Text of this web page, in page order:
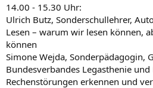
14.00 - 15.30 Uhr:
Ulrich Butz, Sonderschullehrer,
Lesen – warum wir lesen können,
können
Simone Wejda, Sonderpädagogin,
Bundesverbandes Legasthenie
Rechenstörungen erkennen und